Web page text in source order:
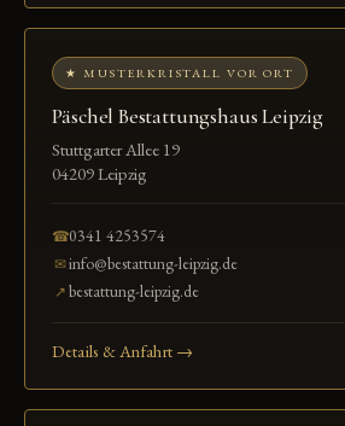
★ MUSTERKRISTALL VOR ORT
Päschel Bestattungshaus Leipzig
Stuttgarter Allee 19
04209 Leipzig
☎0341 4253574
✉info@bestattung-leipzig.de
↗bestattung-leipzig.de
Details & Anfahrt →